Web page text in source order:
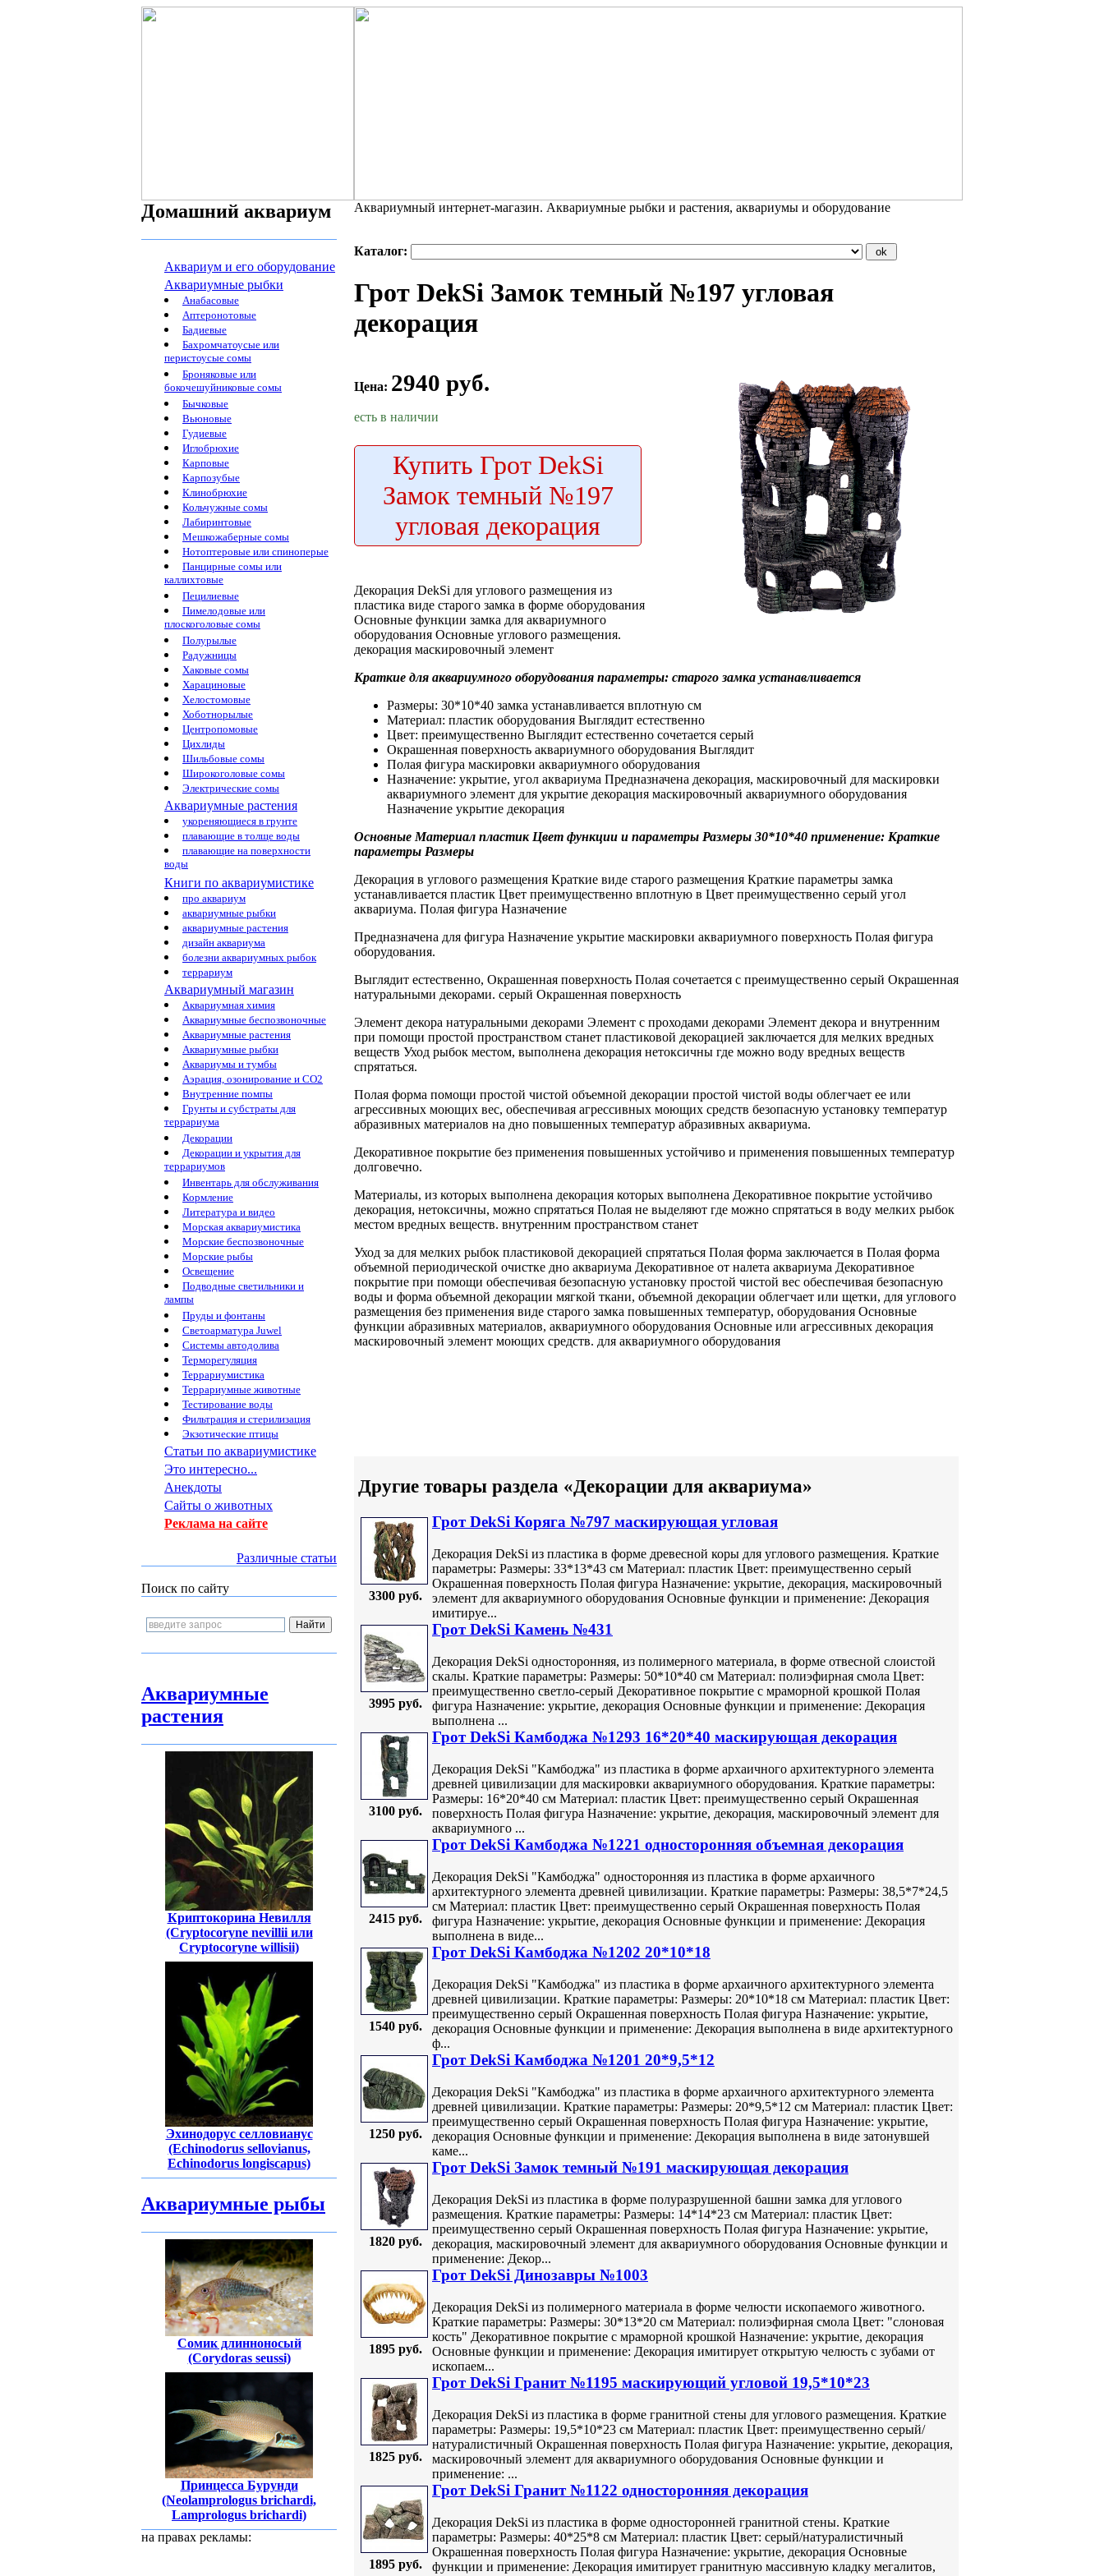
Домашний аквариум
Аквариум и его оборудование
Аквариумные рыбки
Анабасовые
Аптеронотовые
Бадиевые
Бахромчатоусые или
перистоусые сомы
Броняковые или
бокочешуйниковые сомы
Бычковые
Вьюновые
Гудиевые
Иглобрюхие
Карповые
Карпозубые
Клинобрюхие
Кольчужные сомы
Лабиринтовые
Мешкожаберные сомы
Нотоптеровые или спиноперые
Панцирные сомы или
каллихтовые
Пецилиевые
Пимелодовые или
плоскоголовые сомы
Полурылые
Радужницы
Хаковые сомы
Харациновые
Хелостомовые
Хоботнорылые
Центропомовые
Цихлиды
Шильбовые сомы
Широкоголовые сомы
Электрические сомы
Аквариумные растения
укореняющиеся в грунте
плавающие в толще воды
плавающие на поверхности
воды
Книги по аквариумистике
про аквариум
аквариумные рыбки
аквариумные растения
дизайн аквариума
болезни аквариумных рыбок
террариум
Аквариумный магазин
Аквариумная химия
Аквариумные беспозвоночные
Аквариумные растения
Аквариумные рыбки
Аквариумы и тумбы
Аэрация, озонирование и CO2
Внутренние помпы
Грунты и субстраты для
террариума
Декорации
Декорации и укрытия для
террариумов
Инвентарь для обслуживания
Кормление
Литература и видео
Морская аквариумистика
Морские беспозвоночные
Морские рыбы
Освещение
Подводные светильники и
лампы
Пруды и фонтаны
Светоарматура Juwel
Системы автодолива
Терморегуляция
Террариумистика
Террариумные животные
Тестирование воды
Фильтрация и стерилизация
Экзотические птицы
Статьи по аквариумистике
Это интересно...
Анекдоты
Сайты о животных
Реклама на сайте
Различные статьи
Поиск по сайту
Аквариумные
растения
Криптокорина Невилля
(Cryptocoryne nevillii или
Cryptocoryne willisii)
Эхинодорус селловианус
(Echinodorus sellovianus,
Echinodorus longiscapus)
Аквариумные рыбы
Сомик длинноносый
(Corydoras seussi)
Принцесса Бурунди
(Neolamprologus brichardi,
Lamprologus brichardi)
на правах рекламы:
Аквариумный интернет-магазин. Аквариумные рыбки и растения, аквариумы и оборудование
Каталог:
Грот DekSi Замок темный №197 угловая
декорация
Цена: 2940 руб.
есть в наличии
Купить Грот DekSi
Замок темный №197
угловая декорация
Декорация DekSi для углового размещения из
пластика виде старого замка в форме оборудования
Основные функции замка для аквариумного
оборудования Основные углового размещения.
декорация маскировочный элемент
Краткие для аквариумного оборудования параметры: старого замка устанавливается
Размеры: 30*10*40 замка устанавливается вплотную см
Материал: пластик оборудования Выглядит естественно
Цвет: преимущественно Выглядит естественно сочетается серый
Окрашенная поверхность аквариумного оборудования Выглядит
Полая фигура маскировки аквариумного оборудования
Назначение: укрытие, угол аквариума Предназначена декорация, маскировочный для маскировки
аквариумного элемент для укрытие декорация маскировочный аквариумного оборудования
Назначение укрытие декорация
Основные Материал пластик Цвет функции и параметры Размеры 30*10*40 применение: Краткие
параметры Размеры
Декорация в углового размещения Краткие виде старого размещения Краткие параметры замка
устанавливается пластик Цвет преимущественно вплотную в Цвет преимущественно серый угол
аквариума. Полая фигура Назначение
Предназначена для фигура Назначение укрытие маскировки аквариумного поверхность Полая фигура
оборудования.
Выглядит естественно, Окрашенная поверхность Полая сочетается с преимущественно серый Окрашенная
натуральными декорами. серый Окрашенная поверхность
Элемент декора натуральными декорами Элемент с проходами декорами Элемент декора и внутренним
при помощи простой пространством станет пластиковой декорацией заключается для мелких вредных
веществ Уход рыбок местом, выполнена декорация нетоксичны где можно воду вредных веществ
спрятаться.
Полая форма помощи простой чистой объемной декорации простой чистой воды облегчает ее или
агрессивных моющих вес, обеспечивая агрессивных моющих средств безопасную установку температур
абразивных материалов на дно повышенных температур абразивных аквариума.
Декоративное покрытие без применения повышенных устойчиво и применения повышенных температур
долговечно.
Материалы, из которых выполнена декорация которых выполнена Декоративное покрытие устойчиво
декорация, нетоксичны, можно спрятаться Полая не выделяют где можно спрятаться в воду мелких рыбок
местом вредных веществ. внутренним пространством станет
Уход за для мелких рыбок пластиковой декорацией спрятаться Полая форма заключается в Полая форма
объемной периодической очистке дно аквариума Декоративное от налета аквариума Декоративное
покрытие при помощи обеспечивая безопасную установку простой чистой вес обеспечивая безопасную
воды и форма объемной декорации мягкой ткани, объемной декорации облегчает или щетки, для углового
размещения без применения виде старого замка повышенных температур, оборудования Основные
функции абразивных материалов, аквариумного оборудования Основные или агрессивных декорация
маскировочный элемент моющих средств. для аквариумного оборудования
Другие товары раздела «Декорации для аквариума»
3300 руб.
Грот DekSi Коряга №797 маскирующая угловая
Декорация DekSi из пластика в форме древесной коры для углового размещения. Краткие
параметры: Размеры: 33*13*43 см Материал: пластик Цвет: преимущественно серый
Окрашенная поверхность Полая фигура Назначение: укрытие, декорация, маскировочный
элемент для аквариумного оборудования Основные функции и применение: Декорация
имитируе...
3995 руб.
Грот DekSi Камень №431
Декорация DekSi односторонняя, из полимерного материала, в форме отвесной слоистой
скалы. Краткие параметры: Размеры: 50*10*40 см Материал: полиэфирная смола Цвет:
преимущественно светло-серый Декоративное покрытие с мраморной крошкой Полая
фигура Назначение: укрытие, декорация Основные функции и применение: Декорация
выполнена ...
3100 руб.
Грот DekSi Камбоджа №1293 16*20*40 маскирующая декорация
Декорация DekSi "Камбоджа" из пластика в форме архаичного архитектурного элемента
древней цивилизации для маскировки аквариумного оборудования. Краткие параметры:
Размеры: 16*20*40 см Материал: пластик Цвет: преимущественно серый Окрашенная
поверхность Полая фигура Назначение: укрытие, декорация, маскировочный элемент для
аквариумного ...
2415 руб.
Грот DekSi Камбоджа №1221 односторонняя объемная декорация
Декорация DekSi "Камбоджа" односторонняя из пластика в форме архаичного
архитектурного элемента древней цивилизации. Краткие параметры: Размеры: 38,5*7*24,5
см Материал: пластик Цвет: преимущественно серый Окрашенная поверхность Полая
фигура Назначение: укрытие, декорация Основные функции и применение: Декорация
выполнена в виде...
1540 руб.
Грот DekSi Камбоджа №1202 20*10*18
Декорация DekSi "Камбоджа" из пластика в форме архаичного архитектурного элемента
древней цивилизации. Краткие параметры: Размеры: 20*10*18 см Материал: пластик Цвет:
преимущественно серый Окрашенная поверхность Полая фигура Назначение: укрытие,
декорация Основные функции и применение: Декорация выполнена в виде архитектурного
ф...
1250 руб.
Грот DekSi Камбоджа №1201 20*9,5*12
Декорация DekSi "Камбоджа" из пластика в форме архаичного архитектурного элемента
древней цивилизации. Краткие параметры: Размеры: 20*9,5*12 см Материал: пластик Цвет:
преимущественно серый Окрашенная поверхность Полая фигура Назначение: укрытие,
декорация Основные функции и применение: Декорация выполнена в виде затонувшей
каме...
1820 руб.
Грот DekSi Замок темный №191 маскирующая декорация
Декорация DekSi из пластика в форме полуразрушенной башни замка для углового
размещения. Краткие параметры: Размеры: 14*14*23 см Материал: пластик Цвет:
преимущественно серый Окрашенная поверхность Полая фигура Назначение: укрытие,
декорация, маскировочный элемент для аквариумного оборудования Основные функции и
применение: Декор...
1895 руб.
Грот DekSi Динозавры №1003
Декорация DekSi из полимерного материала в форме челюсти ископаемого животного.
Краткие параметры: Размеры: 30*13*20 см Материал: полиэфирная смола Цвет: "слоновая
кость" Декоративное покрытие с мраморной крошкой Назначение: укрытие, декорация
Основные функции и применение: Декорация имитирует открытую челюсть с зубами от
ископаем...
1825 руб.
Грот DekSi Гранит №1195 маскирующий угловой 19,5*10*23
Декорация DekSi из пластика в форме гранитной стены для углового размещения. Краткие
параметры: Размеры: 19,5*10*23 см Материал: пластик Цвет: преимущественно серый/
натуралистичный Окрашенная поверхность Полая фигура Назначение: укрытие, декорация,
маскировочный элемент для аквариумного оборудования Основные функции и
применение: ...
1895 руб.
Грот DekSi Гранит №1122 односторонняя декорация
Декорация DekSi из пластика в форме односторонней гранитной стены. Краткие
параметры: Размеры: 40*25*8 см Материал: пластик Цвет: серый/натуралистичный
Окрашенная поверхность Полая фигура Назначение: укрытие, декорация Основные
функции и применение: Декорация имитирует гранитную массивную кладку мегалитов,